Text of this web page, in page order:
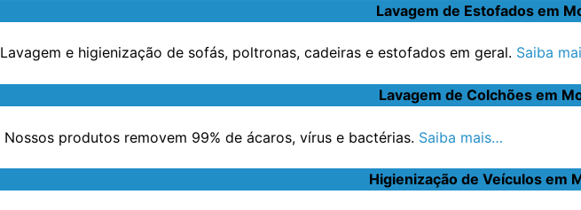
Lavagem de Estofados em
Lavagem e higienização de sofás, poltronas, cadeiras e estofados em geral. Saiba
Lavagem de Colchões em
Nossos produtos removem 99% de ácaros, vírus e bactérias. Saiba mais…
Higienização de Veículos em